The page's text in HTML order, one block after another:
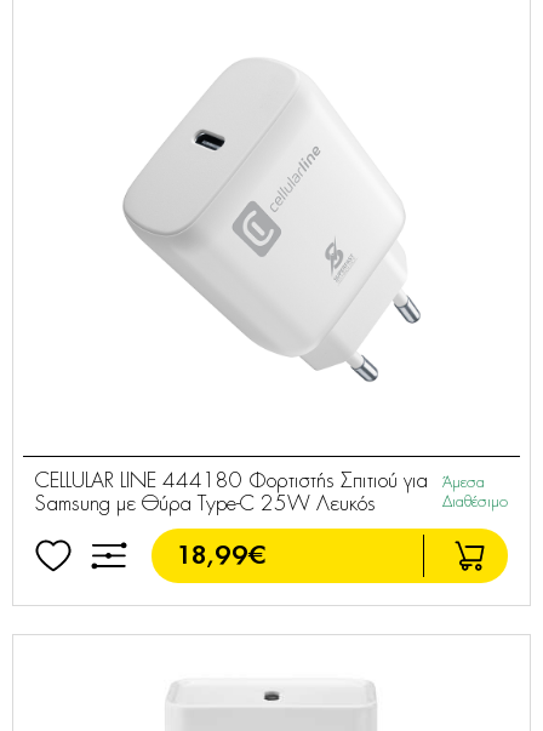
CELLULAR LINE 444180 Φορτιστής Σπιτιού για
Samsung με Θύρα Type-C 25W Λευκός
Άμεσα
Διαθέσιμο
18,99€